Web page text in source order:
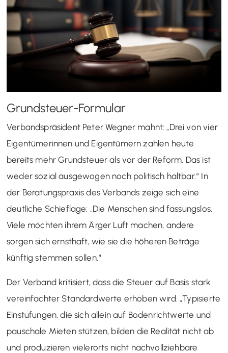
Grundsteuer-Formular
Verbandspräsident Peter Wegner mahnt: „Drei von vier
Eigentümerinnen und Eigentümern zahlen heute
bereits mehr Grundsteuer als vor der Reform. Das ist
weder sozial ausgewogen noch politisch haltbar.“ In
der Beratungspraxis des Verbands zeige sich eine
deutliche Schieflage: „Die Menschen sind fassungslos.
Viele möchten ihrem Ärger Luft machen, andere
sorgen sich ernsthaft, wie sie die höheren Beträge
künftig stemmen sollen.“
Der Verband kritisiert, dass die Steuer auf Basis stark
vereinfachter Standardwerte erhoben wird. „Typisierte
Einstufungen, die sich allein auf Bodenrichtwerte und
pauschale Mieten stützen, bilden die Realität nicht ab
und produzieren vielerorts nicht nachvollziehbare